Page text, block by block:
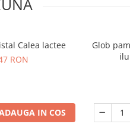
Calea lactee
RON
IN COS
Glob